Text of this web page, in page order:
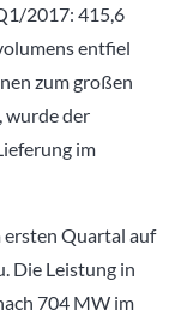
2017: 415,6
entfiel
zum großen
wurde der
im
Quartal auf
Die Leistung in
704 MW im